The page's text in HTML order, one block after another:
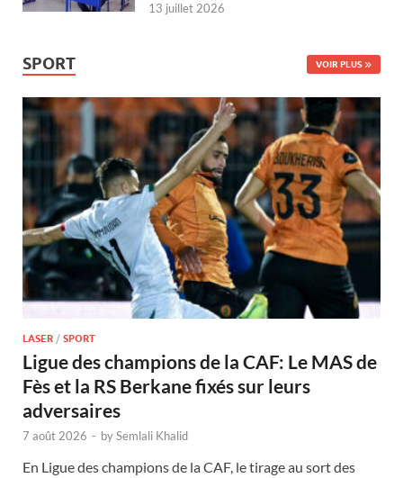
13 juillet 2026
SPORT VOIR PLUS
LASER / SPORT
Ligue des champions de la CAF: Le MAS de
Fès et la RS Berkane fixés sur leurs
adversaires
7 août 2026 - bySemlali Khalid
En Ligue des champions de la CAF, le tirage au sort des